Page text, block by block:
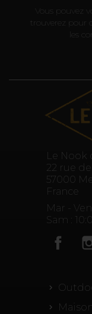
Vous pouvez
trouverez pour
les
Le
22 rue
57000
France
Mar -
Sam :